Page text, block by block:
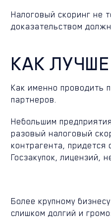
Налоговый скоринг не
доказательством
КАК
Как именно проводить
партнеров.
Небольшим
разовый налоговый
контрагента,
Госзакупок, лицензий,
Более крупному
слишком долгий и